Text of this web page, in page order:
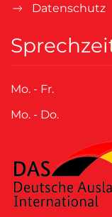
Datenschutz
Mo. - Fr.
Mo. - Do.